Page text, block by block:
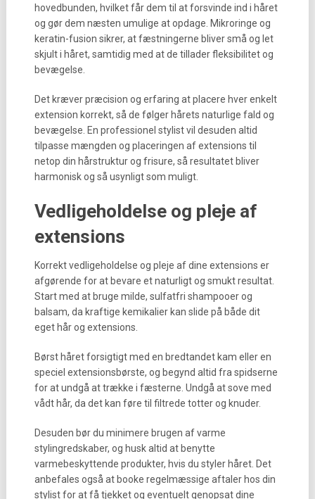
hovedbunden, hvilket får dem til at forsvinde ind i håret
og gør dem næsten umulige at opdage. Mikroringe og
keratin-fusion sikrer, at fæstningerne bliver små og let
skjult i håret, samtidig med at de tillader fleksibilitet og
bevægelse.
Det kræver præcision og erfaring at placere hver enkelt
extension korrekt, så de følger hårets naturlige fald og
bevægelse. En professionel stylist vil desuden altid
tilpasse mængden og placeringen af extensions til
netop din hårstruktur og frisure, så resultatet bliver
harmonisk og så usynligt som muligt.
Vedligeholdelse og pleje af
extensions
Korrekt vedligeholdelse og pleje af dine extensions er
afgørende for at bevare et naturligt og smukt resultat.
Start med at bruge milde, sulfatfri shampooer og
balsam, da kraftige kemikalier kan slide på både dit
eget hår og extensions.
Børst håret forsigtigt med en bredtandet kam eller en
speciel extensionsbørste, og begynd altid fra spidserne
for at undgå at trække i fæsterne. Undgå at sove med
vådt hår, da det kan føre til filtrede totter og knuder.
Desuden bør du minimere brugen af varme
stylingredskaber, og husk altid at benytte
varmebeskyttende produkter, hvis du styler håret. Det
anbefales også at booke regelmæssige aftaler hos din
stylist for at få tjekket og eventuelt genopsat dine